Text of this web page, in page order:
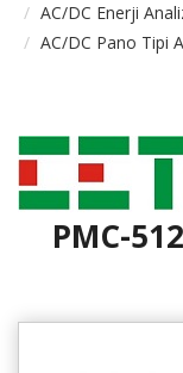
AC/DC Enerji
AC/DC Pano Tipi
PMC-